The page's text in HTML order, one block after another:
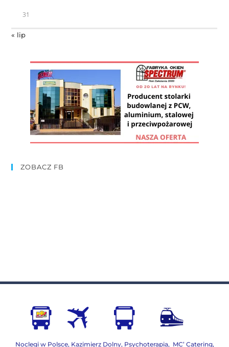
31
« lip
ZOBACZ FB
Noclegi w Polsce, Kazimierz Dolny, Psychoterapia, MC’ Catering,